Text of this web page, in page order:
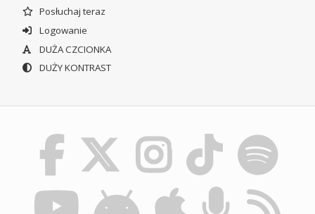
Posłuchaj teraz
Logowanie
DUŻA CZCIONKA
DUŻY KONTRAST